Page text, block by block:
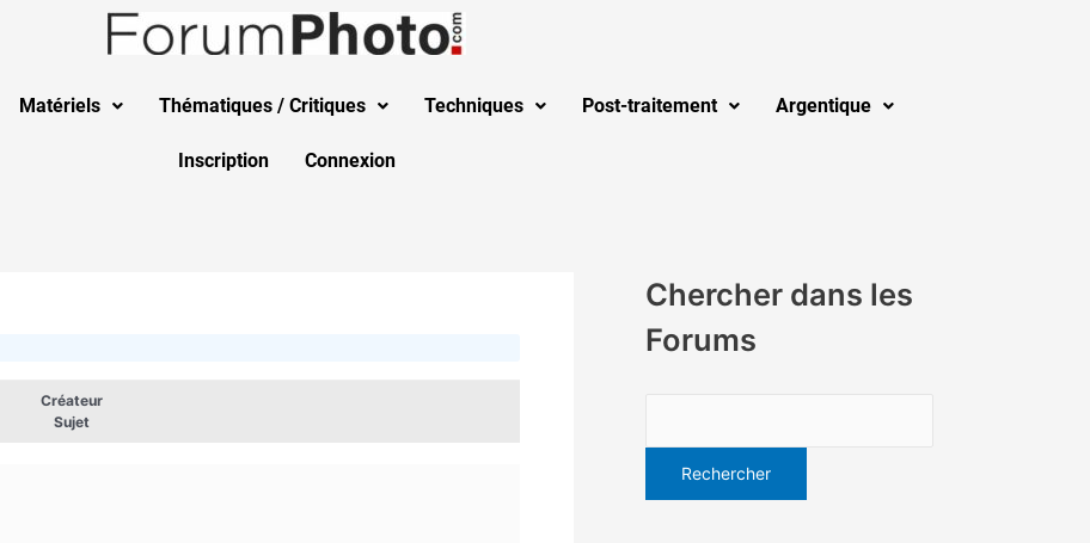
Matériels Thématiques / Critiques Techniques Post-traitement Argentique
Inscription Connexion
Créateur
Sujet
Chercher dans les
Forums